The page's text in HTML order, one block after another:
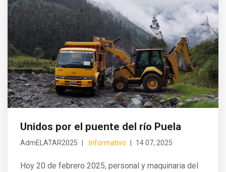
Unidos por el puente del río Puela
AdmELATAR2025 Informativo 14 07, 2025
Hoy 20 de febrero 2025, personal y maquinaria del